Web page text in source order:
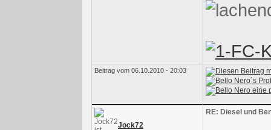
Beitrag vom 06.10.2010 - 20:03
Jock72
RE: Diesel und